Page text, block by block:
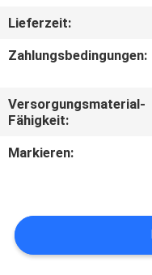
NACHRICHTEN
SIE EIN
ZITAT
PRIVACY
POLICY
Lieferzeit:
Zahlungsbedingungen:
Versorgungsmaterial-
Fähigkeit:
Markieren: